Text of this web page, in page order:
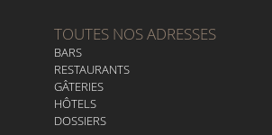
TOUTES NOS ADRESSES
BARS
RESTAURANTS
GÂTERIES
HÔTELS
DOSSIERS